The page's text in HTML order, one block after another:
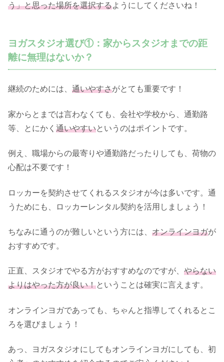
う」と思った場所を選択するようにしてくださいね！
ヨガスタジオ選び①：家からスタジオまでの距
離に無理はないか？
継続のためには、 通いやすさがとても重要です！
家からとまでは言わなくても、会社や学校から、通勤路
等、とにかく 通いやすいというのはポイントです。
例え、職場からの最寄りや通勤路だったりしても、荷物の
心配は不要です！
ロッカーを契約させてくれるスタジオが今は多いです。通
うためにも、ロッカーレンタル契約を活用しましょう！
ちなみに通うのが難しいという方には、 オンラインヨガが
おすすめです。
正直、スタジオでやる方がおすすめなのですが、 やらない
よりはやった方が良い！ということは確実に言えます。
オンラインヨガであっても、ちゃんと指導してくれるとこ
ろを選びましょう！
あっ、ヨガスタジオにしてもオンラインヨガにしても、初